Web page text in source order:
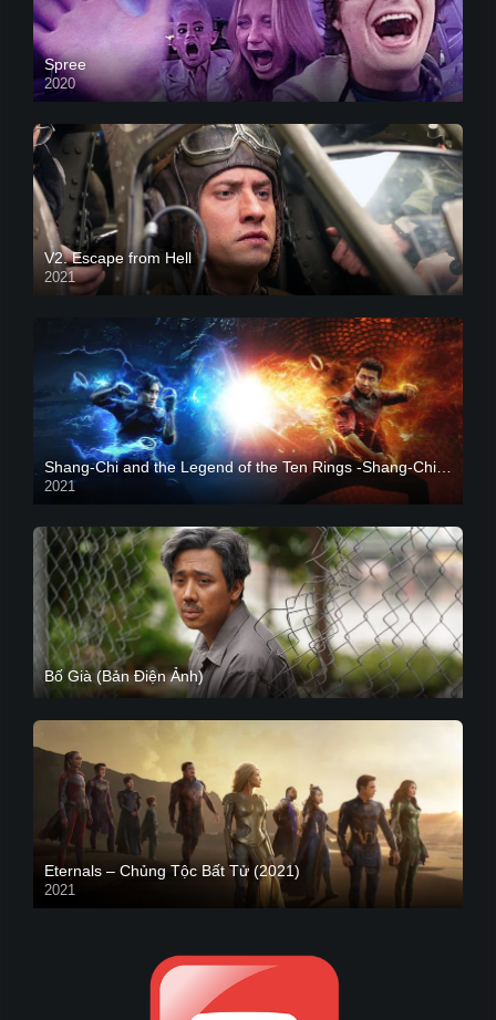
Spree
2020
V2. Escape from Hell
2021
2021
CAM
Bố Già (Bản Điện Ảnh)
Eternals – Chủng Tộc Bất Tử (2021)
2021
Trailer